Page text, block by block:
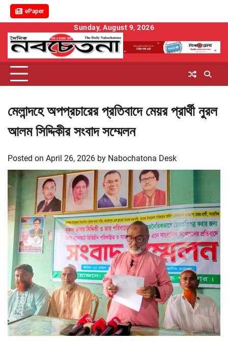
ePaper
content
Sunday, August 9, 2026
মেলান্দহে অপপ্রচারের প্রতিবাদে মেয়র প্রার্থী নুরল
আলম সিদ্দিকীর সংবাদ সম্মেলন
Posted on April 26, 2026 by Nabochatona Desk